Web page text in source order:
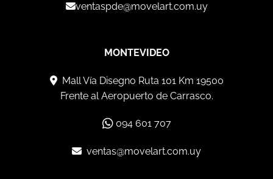
ventaspde@movelart.com.uy
MONTEVIDEO
Mall Vía Disegno Ruta 101 Km 19500
Frente al Aeropuerto de Carrasco.
094 601 707
ventas@movelart.com.uy